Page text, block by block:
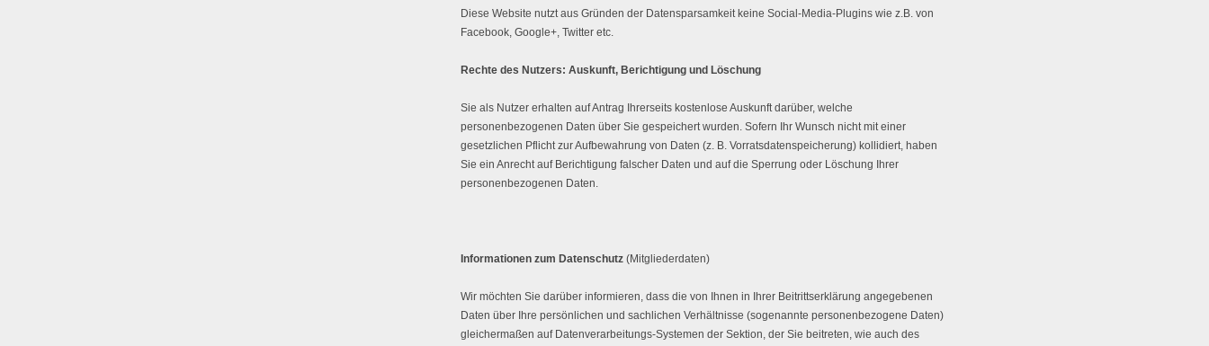
Diese Website nutzt aus Gründen der Datensparsamkeit keine Social-Media-Plugins wie z.B. von
Facebook, Google+, Twitter etc.
Rechte des Nutzers: Auskunft, Berichtigung und Löschung
Sie als Nutzer erhalten auf Antrag Ihrerseits kostenlose Auskunft darüber, welche
personenbezogenen Daten über Sie gespeichert wurden. Sofern Ihr Wunsch nicht mit einer
gesetzlichen Pflicht zur Aufbewahrung von Daten (z. B. Vorratsdatenspeicherung) kollidiert, haben
Sie ein Anrecht auf Berichtigung falscher Daten und auf die Sperrung oder Löschung Ihrer
personenbezogenen Daten.
Informationen zum Datenschutz (Mitgliederdaten)
Wir möchten Sie darüber informieren, dass die von Ihnen in Ihrer Beitrittserklärung angegebenen
Daten über Ihre persönlichen und sachlichen Verhältnisse (sogenannte personenbezogene Daten)
gleichermaßen auf Datenverarbeitungs-Systemen der Sektion, der Sie beitreten, wie auch des